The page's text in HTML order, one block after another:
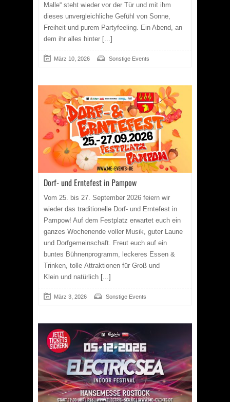
Malle“ steht wieder vor der Tür und mit ihm
dieses unvergleichliche Gefühl von Sonne,
Freiheit und purem Partyfeeling. Ein Abend, an
dem ihr alles hinter [...]
März 10, 2026 Sonstige Events
Dorf- und Erntefest in Pampow
Vom 25. bis 27. September 2026 feiern wir
wieder das traditionelle Dorf- und Erntefest in
Pampow! Auf dem Festplatz erwartet euch ein
ganzes Wochenende voller Musik, guter Laune
und Dorfgemeinschaft. Freut euch auf ein
buntes Bühnenprogramm, leckeres Essen &
Trinken, tolle Attraktionen für Groß und
Klein und natürlich [...]
März 3, 2026 Sonstige Events